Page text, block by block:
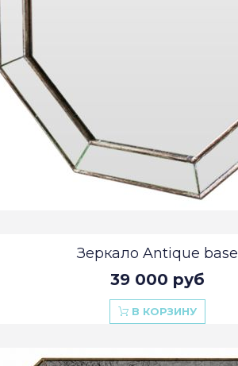
Зеркало Antique base
39 000 руб
В КОРЗИНУ